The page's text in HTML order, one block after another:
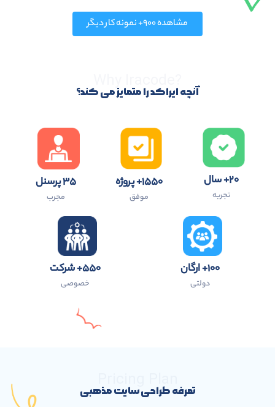
مشاهده ۹۰۰+ نمونه کار دیگر
آنچه ایراکد را متمایز می کند؟
۲۰+ سال
تجربه
۱۵۵۰+ پروژه
موفق
۳۵ پرسنل
مجرب
۱۰۰+ ارگان
دولتی
۵۵۰+ شرکت
خصوصی
تعرفه طراحی سایت مذهبی